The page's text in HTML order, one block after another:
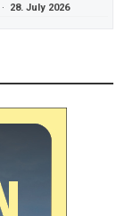
· 28. July 2026